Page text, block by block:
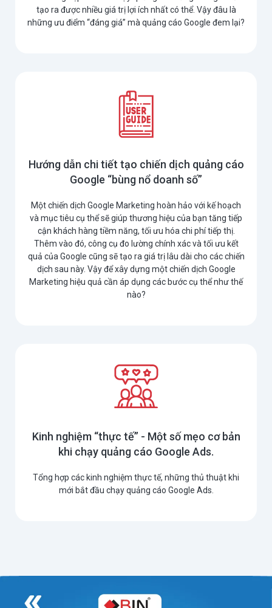
tạo ra được nhiều giá trị lợi ích nhất có thể. Vậy đâu là
những ưu điểm “đáng giá” mà quảng cáo Google đem lại?
Hướng dẫn chi tiết tạo chiến dịch quảng cáo
Google “bùng nổ doanh số”
Một chiến dịch Google Marketing hoàn hảo với kế hoạch
và mục tiêu cụ thể sẽ giúp thương hiệu của bạn tăng tiếp
cận khách hàng tiềm năng, tối ưu hóa chi phí tiếp thị.
Thêm vào đó, công cụ đo lường chính xác và tối ưu kết
quả của Google cũng sẽ tạo ra giá trị lâu dài cho các chiến
dịch sau này. Vậy để xây dựng một chiến dịch Google
Marketing hiệu quả cần áp dụng các bước cụ thể như thế
nào?
Kinh nghiệm “thực tế” - Một số mẹo cơ bản
khi chạy quảng cáo Google Ads.
Tổng hợp các kinh nghiệm thực tế, những thủ thuật khi
mới bắt đầu chạy quảng cáo Google Ads.